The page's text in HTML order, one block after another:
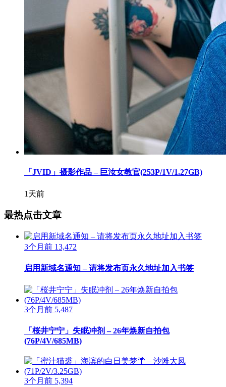
「JVID」摄影作品 – 巨汝女教官(253P/1V/1.27GB)
1天前
最热点击文章
3个月前 13,472
启用新域名通知 – 请将发布页永久地址加入书签
3个月前 5,487
「桜井宁宁」失眠冲剂 – 26年焕新自拍包
(76P/4V/685MB)
3个月前 5,394